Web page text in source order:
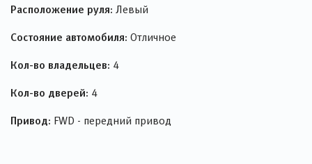
Расположение руля: Левый
Состояние автомобиля: Отличное
Кол-во владельцев: 4
Кол-во дверей: 4
Привод: FWD - передний привод